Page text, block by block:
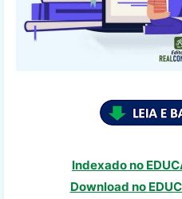
Indexado no
Download no